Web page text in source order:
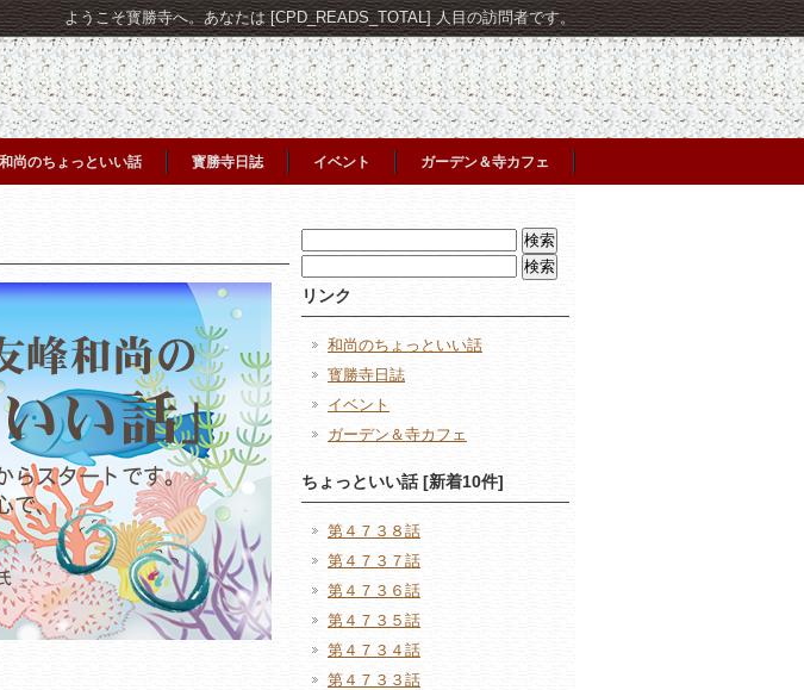
ようこそ寳勝寺へ。あなたは [CPD_READS_TOTAL] 人目の訪問者です。
和尚のちょっといい話 寳勝寺日誌 イベント ガーデン＆寺カフェ
索:
索:
リンク
和尚のちょっといい話
寳勝寺日誌
イベント
ガーデン＆寺カフェ
ちょっといい話 [新着10件]
第４７３８話
第４７３７話
第４７３６話
第４７３５話
第４７３４話
第４７３３話